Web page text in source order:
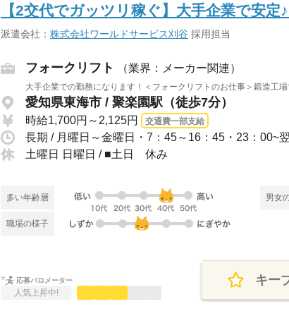
【2交代でガッツリ稼ぐ】大手企業で安定
派遣会社： 株式会社ワールドサービス刈谷 採用担当
フォークリフト （業界：メーカー関連）
大手企業での勤務になります！＜フォークリフトのお仕事＞鍛造工
愛知県東海市 / 聚楽園駅（徒歩7分）
時給1,700円～2,125円 交通費一部支給
長期 / 月曜日～金曜日・7：45～16：45・23：00~
土曜日 日曜日 / ■土日 休み
多い年齢層 男女
職場の様子
応募バロメーター
人気上昇中!
キー